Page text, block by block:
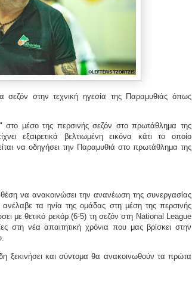
σεζόν στην τεχνική ηγεσία της Παραμυθιάς όπως
μέσο της περσινής σεζόν στο πρωτάθλημα της
εξαιρετικά βελτιωμένη εικόνα κάτι το οποίο
να οδηγήσει την Παραμυθιά στο πρωτάθλημα της
θέση να ανακοινώσει την ανανέωση της συνεργασίας
τα ηνία της ομάδας στη μέση της περσινής
με θετικό ρεκόρ (6-5) τη σεζόν στη National League
στη νέα απαιτητική χρόνια που μας βρίσκει στην
ξεκινήσει και σύντομα θα ανακοινωθούν τα πρώτα